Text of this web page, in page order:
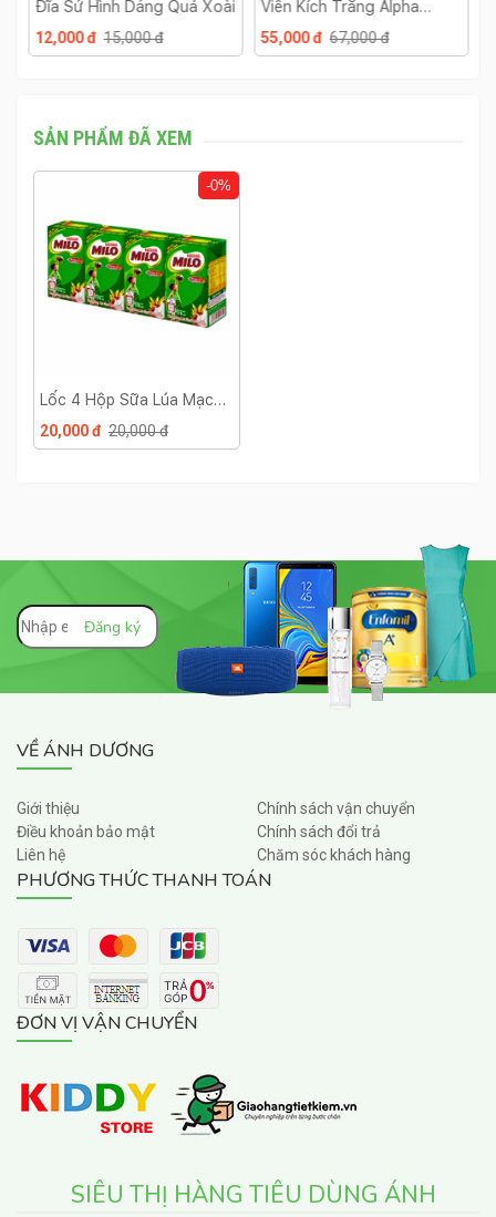
Đĩa Sứ Hình Dáng Quả Xoài
12,000 đ 15,000 đ
Viên Kích Trắng Alpha
Arbutin 3 Plus Thái Lan
55,000 đ 67,000 đ
SẢN PHẨM ĐÃ XEM
-0%
Lốc 4 Hộp Sữa Lúa Mạch
Nestlé Milo 110ml
20,000 đ 20,000 đ
VỀ ÁNH DƯƠNG
Giới thiệu
Điều khoản bảo mật
Liên hệ
Chính sách vận chuyển
Chính sách đổi trả
Chăm sóc khách hàng
PHƯƠNG THỨC THANH TOÁN
ĐƠN VỊ VẬN CHUYỂN
SIÊU THỊ HÀNG TIÊU DÙNG ÁNH